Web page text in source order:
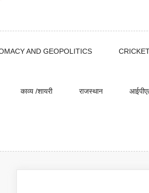
AND GEOPOLITICS
काव्य /शायरी राजस्थान